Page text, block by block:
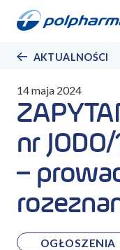
AKTUALNOŚCI
14 maja 2024
nr
–
OGŁOSZENIA